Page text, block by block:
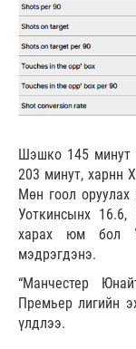
Шэшко 145 минут
203 минут, харнн
Мөн гоол
Уоткинсынх
харах юм бол
мэдрэгдэнэ.
“Манчестер
Премьер лигийн
үлдлээ.